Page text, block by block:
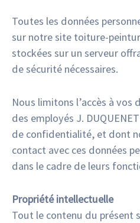
Toutes les données
sur notre site toiture-
stockées sur un serveur
de sécurité nécessaires.
Nous limitons l’accès à vos
des employés J.
de confidentialité, et dont
contact avec ces données
dans le cadre de leurs
Propriété intellectuelle
Tout le contenu du présent